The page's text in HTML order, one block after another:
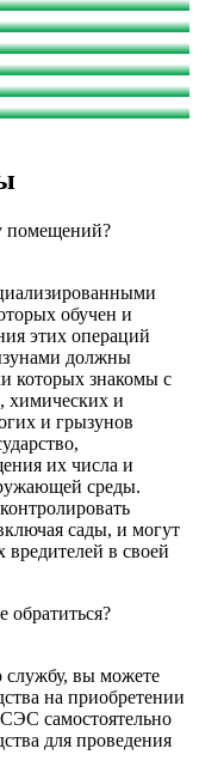
помещений?
обучен и
этих операций
должны
которых знакомы с
химических и
и грызунов
их числа и
среды.
сады, и могут
в своей
вы можете
на приобретении
самостоятельно
для проведения